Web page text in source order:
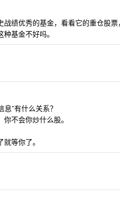
绩优秀的基金，看看它的重仓股
基金不好吗。
”有什么关系？
不会你炒什么股。
等你了。